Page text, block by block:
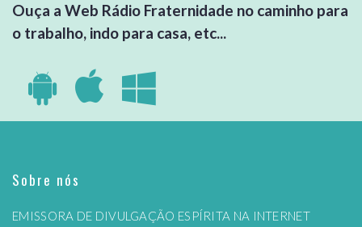
Ouça a Web Rádio Fraternidade no caminho para
o trabalho, indo para casa, etc...
Sobre nós
EMISSORA DE DIVULGAÇÃO ESPÍRITA NA INTERNET